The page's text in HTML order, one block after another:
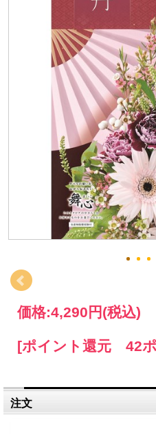
価格:4,290円 (税込)
[ポイント還元 42
注文